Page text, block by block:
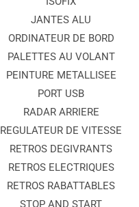
JANTES ALU
ORDINATEUR DE BORD
PALETTES AU VOLANT
PEINTURE METALLISEE
PORT USB
RADAR ARRIERE
REGULATEUR DE VITESSE
RETROS DEGIVRANTS
RETROS ELECTRIQUES
RETROS RABATTABLES
STOP AND START